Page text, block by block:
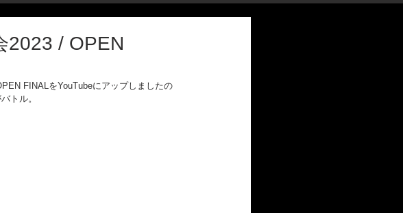
2023 / OPEN
FINALをYouTubeにアップしましたの
トル。